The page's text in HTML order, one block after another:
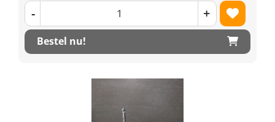
- +
Bestel nu!